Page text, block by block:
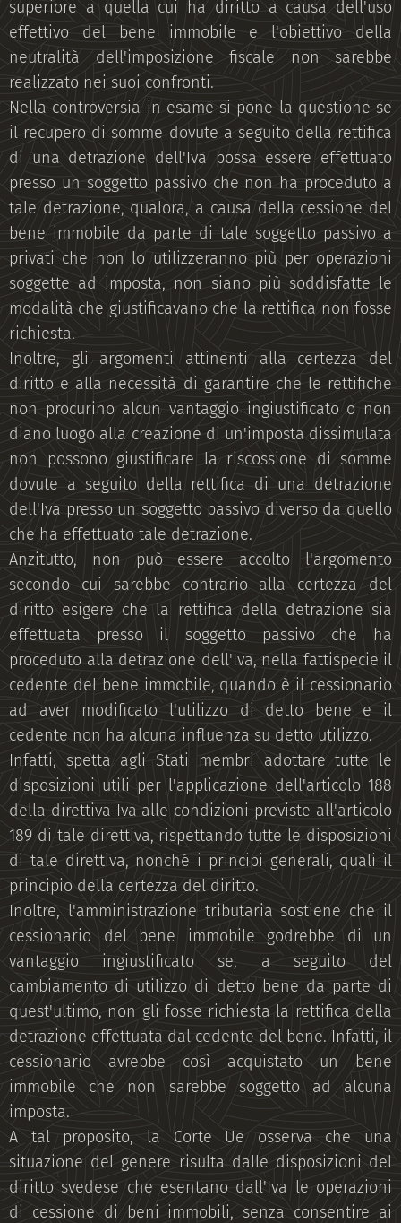
superiore a quella cui ha diritto a causa dell'uso
effettivo del bene immobile e l'obiettivo della
neutralità dell'imposizione fiscale non sarebbe
realizzato nei suoi confronti.
Nella controversia in esame si pone la questione se
il recupero di somme dovute a seguito della rettifica
di una detrazione dell'Iva possa essere effettuato
presso un soggetto passivo che non ha proceduto a
tale detrazione, qualora, a causa della cessione del
bene immobile da parte di tale soggetto passivo a
privati che non lo utilizzeranno più per operazioni
soggette ad imposta, non siano più soddisfatte le
modalità che giustificavano che la rettifica non fosse
richiesta.
Inoltre, gli argomenti attinenti alla certezza del
diritto e alla necessità di garantire che le rettifiche
non procurino alcun vantaggio ingiustificato o non
diano luogo alla creazione di un'imposta dissimulata
non possono giustificare la riscossione di somme
dovute a seguito della rettifica di una detrazione
dell'Iva presso un soggetto passivo diverso da quello
che ha effettuato tale detrazione.
Anzitutto, non può essere accolto l'argomento
secondo cui sarebbe contrario alla certezza del
diritto esigere che la rettifica della detrazione sia
effettuata presso il soggetto passivo che ha
proceduto alla detrazione dell'Iva, nella fattispecie il
cedente del bene immobile, quando è il cessionario
ad aver modificato l'utilizzo di detto bene e il
cedente non ha alcuna influenza su detto utilizzo.
Infatti, spetta agli Stati membri adottare tutte le
disposizioni utili per l'applicazione dell'articolo 188
della direttiva Iva alle condizioni previste all'articolo
189 di tale direttiva, rispettando tutte le disposizioni
di tale direttiva, nonché i principi generali, quali il
principio della certezza del diritto.
Inoltre, l'amministrazione tributaria sostiene che il
cessionario del bene immobile godrebbe di un
vantaggio ingiustificato se, a seguito del
cambiamento di utilizzo di detto bene da parte di
quest'ultimo, non gli fosse richiesta la rettifica della
detrazione effettuata dal cedente del bene. Infatti, il
cessionario avrebbe così acquistato un bene
immobile che non sarebbe soggetto ad alcuna
imposta.
A tal proposito, la Corte Ue osserva che una
situazione del genere risulta dalle disposizioni del
diritto svedese che esentano dall'Iva le operazioni
di cessione di beni immobili, senza consentire ai